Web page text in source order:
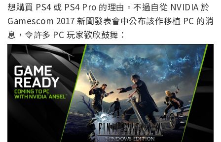
想購買 PS4 或 PS4 Pro 的理由。不過自從 NVIDIA 於
Gamescom 2017 新聞發表會中公布該作移植 PC 的消
息，令許多 PC 玩家歡欣鼓舞：